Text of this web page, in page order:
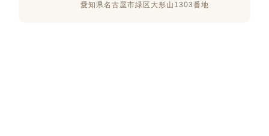
愛知県名古屋市緑区大形山1303番地